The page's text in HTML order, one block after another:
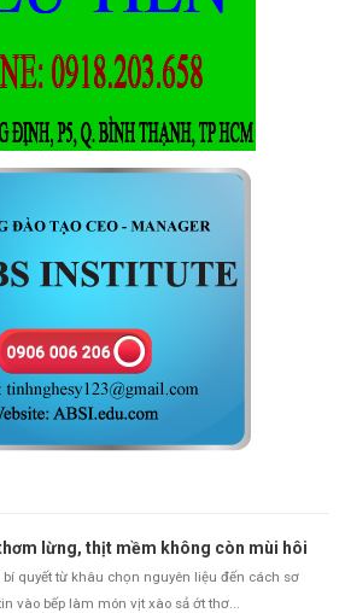
lừng, thịt mềm không còn mùi hôi
quyết từ khâu chọn nguyên liệu đến cách sơ
vào bếp làm món vịt xào sả ớt thơ...